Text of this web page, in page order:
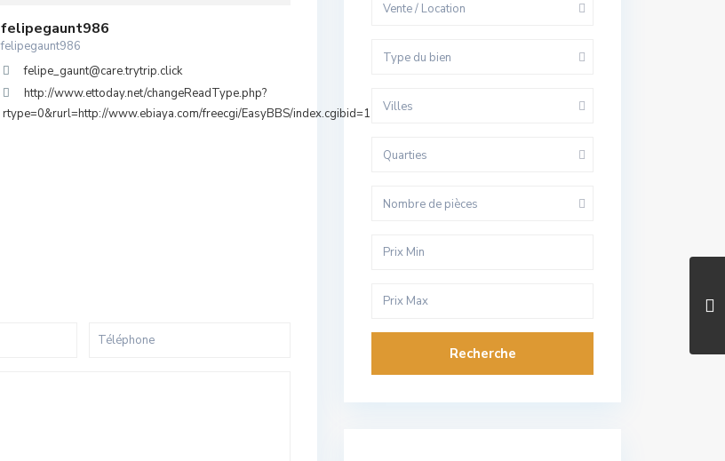
felipegaunt986
felipegaunt986
felipe_gaunt@care.trytrip.click
http://www.ettoday.net/changeReadType.php?
rtype=0&rurl=http://www.ebiaya.com/freecgi/EasyBBS/index.cgibid=1
Vente / Location
Type du bien
Villes
Quarties
Nombre de pièces
Recherche